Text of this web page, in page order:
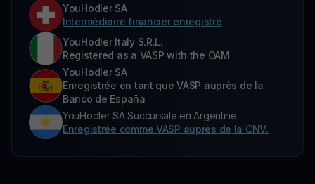
YouHodler SA
Intermédiaire financier enregistré
YouHodler Italy S.R.L.
Registered as a VASP with the OAM
YouHodler SA
Enregistrée en tant que VASP auprès de la
Banco de España
YouHodler SA Succursale en Argentine.
Enregistrée comme VASP auprès de la CNV.